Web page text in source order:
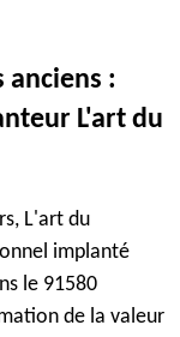
anciens :
L'art du
L'art du
implanté
le 91580
de la valeur